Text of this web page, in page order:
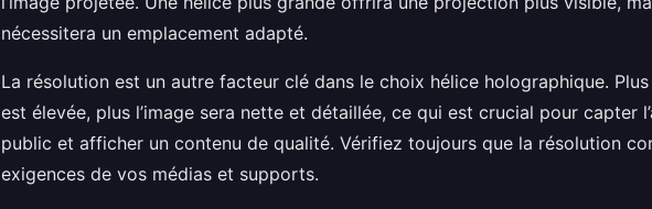
nécessitera un emplacement adapté.
La résolution est un autre facteur clé dans le choix hélice holographique.
est élevée, plus l’image sera nette et détaillée, ce qui est crucial pour capter
public et afficher un contenu de qualité. Vérifiez toujours que la résolution
exigences de vos médias et supports.